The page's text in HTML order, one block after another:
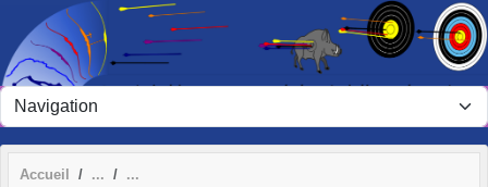
Accueil
Panneau de gestion des cookies